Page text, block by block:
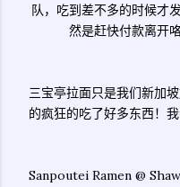
队，吃到差不多的时候才
然是赶快付款离开
三宝亭拉面只是我们新加
的疯狂的吃了好多东西！
Sanpoutei Ramen @